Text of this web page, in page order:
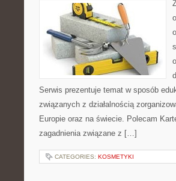
Serwis prezentuje temat w sposób
związanych z działalnością
Europie oraz na świecie. Polecam
zagadnienia związane z […]
CATEGORIES: KOSMETYKI